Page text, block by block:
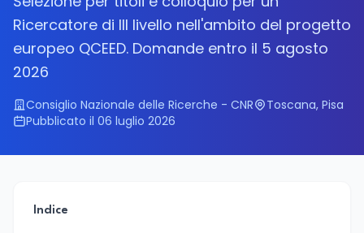
Ricercatore di III livello nell'ambito del progetto
europeo QCEED. Domande entro il 5 agosto
2026
Consiglio Nazionale delle Ricerche - CNR
Toscana, Pisa
Pubblicato il 06 luglio 2026
Indice